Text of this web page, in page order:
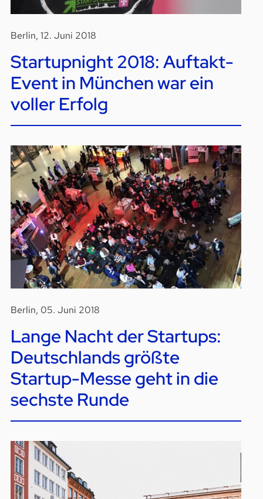
Berlin, 12. Juni 2018
Startupnight 2018: Auftakt-
Event in München war ein
voller Erfolg
Berlin, 05. Juni 2018
Lange Nacht der Startups:
Deutschlands größte
Startup-Messe geht in die
sechste Runde